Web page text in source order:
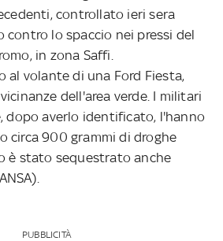
controllato ieri sera
contro lo spaccio nei pressi del
in zona Saffi.
al volante di una Ford Fiesta,
dell'area verde. I militari
dopo averlo identificato, l'hanno
circa 900 grammi di droghe
è stato sequestrato anche
PUBBLICITÀ